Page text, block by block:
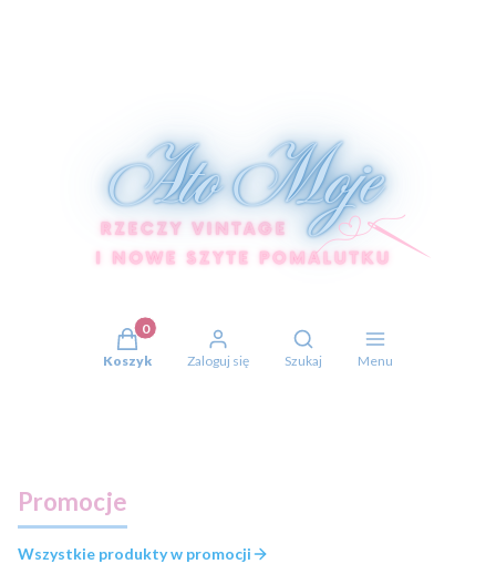
Produkty w koszyku: 0. Zobacz szczegóły
Koszyk Zaloguj się
Otwórz wyszukiwarkę
Szukaj Menu
Promocje
Wszystkie produkty w promocji